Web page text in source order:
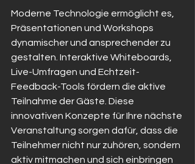
Moderne Technologie ermöglicht es,
Präsentationen und Workshops
dynamischer und ansprechender zu
gestalten. Interaktive Whiteboards,
Live-Umfragen und Echtzeit-
Feedback-Tools fördern die aktive
Teilnahme der Gäste. Diese
innovativen Konzepte für Ihre nächste
Veranstaltung sorgen dafür, dass die
Teilnehmer nicht nur zuhören, sondern
aktiv mitmachen und sich einbringen